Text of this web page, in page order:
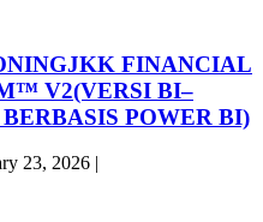
FINANCIAL
V2(VERSI BI–
POWER BI)
23, 2026